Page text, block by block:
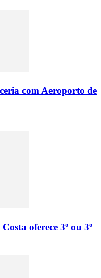
com Aeroporto de
oferece 3º ou 3º